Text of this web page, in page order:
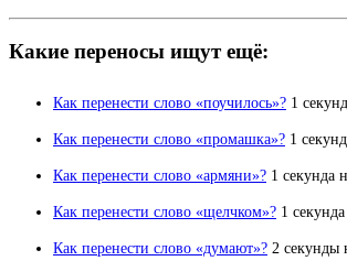
Какие переносы ищут ещё:
Как перенести слово «поучилось»? 1
Как перенести слово «промашка»? 1
Как перенести слово «армяни»? 1 секунда
Как перенести слово «щел­чком»? 1
Как перенести слово «думают»? 2 секунды